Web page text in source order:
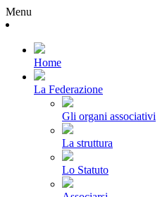
Menu
Home
La Federazione
Gli organi associativi
La struttura
Lo Statuto